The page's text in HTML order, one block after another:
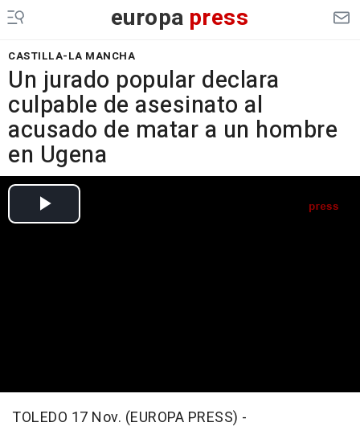
europa press
CASTILLA-LA MANCHA
Un jurado popular declara
culpable de asesinato al
acusado de matar a un hombre
en Ugena
TOLEDO 17 Nov. (EUROPA PRESS) -